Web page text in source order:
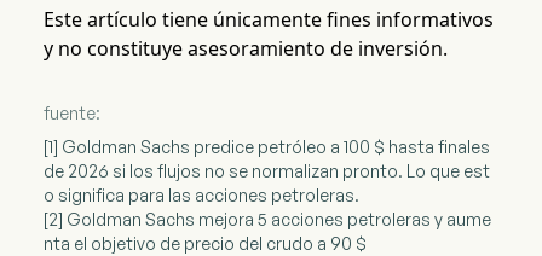
Este artículo tiene únicamente fines informativos
y no constituye asesoramiento de inversión.
fuente:
[1] Goldman Sachs predice petróleo a 100 $ hasta finales
de 2026 si los flujos no se normalizan pronto. Lo que est
o significa para las acciones petroleras.
[2] Goldman Sachs mejora 5 acciones petroleras y aume
nta el objetivo de precio del crudo a 90 $